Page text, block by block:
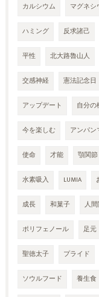
カルシウム マグネシ
ハミング 反求諸己
平性 北大路魯山人
交感神経 憲法記念日
アップデート 自分の
今を楽しむ アンパン
使命 才能 顎関節
水素吸入 LUMIA
成長 和菓子 人
ポリフェノール 足元
聖徳太子 プライド
ソウルフード 養生食